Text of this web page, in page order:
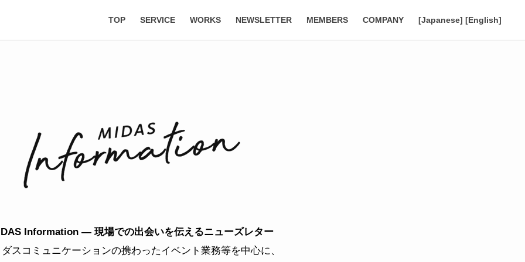
TOP SERVICE WORKS NEWSLETTER MEMBERS COMPANY [Japanese] [English]
Information ― 現場での出会いを伝えるニューズレター
スコミュニケーションの携わったイベント業務等を中心に、